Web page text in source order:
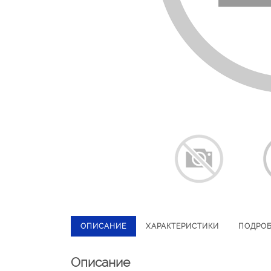
ОПИСАНИЕ ХАРАКТЕРИСТИКИ
Описание